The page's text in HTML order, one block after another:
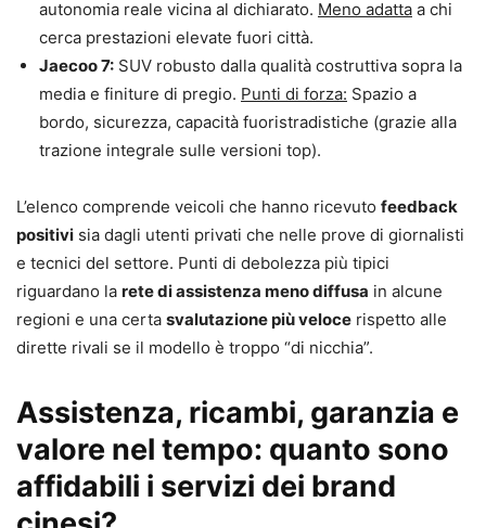
autonomia reale vicina al dichiarato. Meno adatta a chi
cerca prestazioni elevate fuori città.
Jaecoo 7: SUV robusto dalla qualità costruttiva sopra la
media e finiture di pregio. Punti di forza: Spazio a
bordo, sicurezza, capacità fuoristradistiche (grazie alla
trazione integrale sulle versioni top).
L’elenco comprende veicoli che hanno ricevuto feedback
positivi sia dagli utenti privati che nelle prove di giornalisti
e tecnici del settore. Punti di debolezza più tipici
riguardano la rete di assistenza meno diffusa in alcune
regioni e una certa svalutazione più veloce rispetto alle
dirette rivali se il modello è troppo “di nicchia”.
Assistenza, ricambi, garanzia e
valore nel tempo: quanto sono
affidabili i servizi dei brand